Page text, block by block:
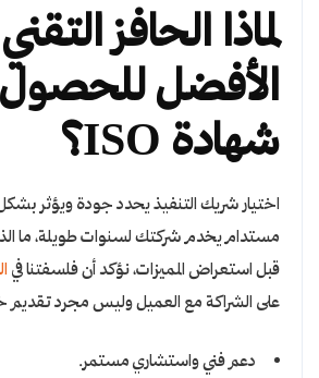
لماذا الحافز
الأفضل
شهادة ISO؟
اختيار شريك التنفيذ يحدد جودة ويؤثر
مستدام يخدم شركتك لسنوات طويلة،ما
قبل استعراض المميزات، نؤكد أن فلسفتنا في
على الشراكة مع العميل وليس مجرد
دعم فني واستشاري مستمر.